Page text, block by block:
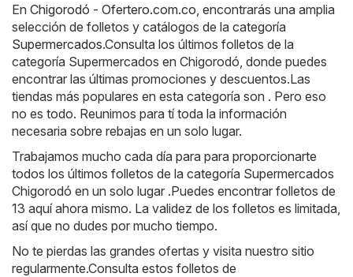
En Chigorodó - Ofertero.com.co , encontrarás una amplia
selección de folletos y catálogos de la categoría
Supermercados.Consulta los últimos folletos de la
categoría Supermercados en Chigorodó, donde puedes
encontrar las últimas promociones y descuentos.Las
tiendas más populares en esta categoría son . Pero eso
no es todo. Reunimos para tí toda la información
necesaria sobre rebajas en un solo lugar.
Trabajamos mucho cada día para para proporcionarte
todos los últimos folletos de la categoría Supermercados
Chigorodó en un solo lugar .Puedes encontrar folletos de
13 aquí ahora mismo. La validez de los folletos es limitada,
así que no dudes por mucho tiempo.
No te pierdas las grandes ofertas y visita nuestro sitio
regularmente.Consulta estos folletos de